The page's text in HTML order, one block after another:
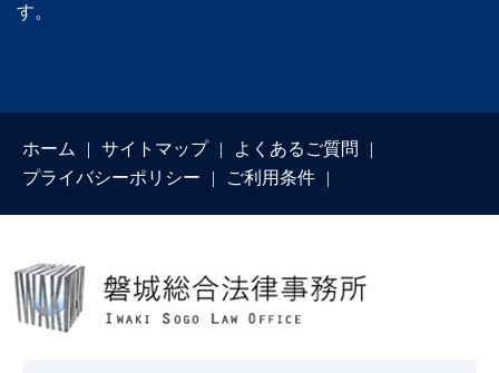
す。
ホーム サイトマップ
よくあるご質問
プライバシーポリシー
ご利用条件